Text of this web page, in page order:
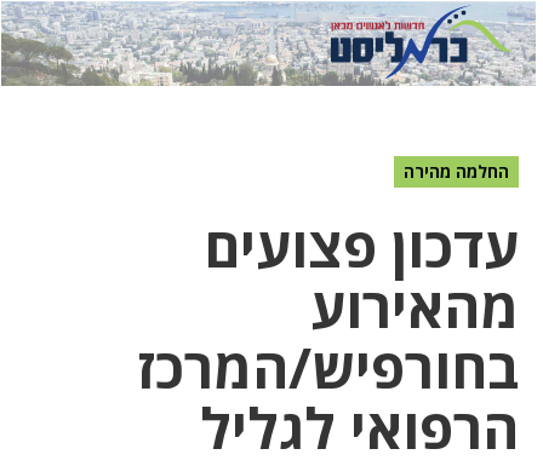
לחץ
כאן
לחץ
כדי
החלמה מהירה
עדכון פצועים
מהאירוע
בחורפיש/המרכז
הרפואי לגליל